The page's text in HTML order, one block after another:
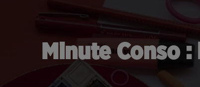
Minute Conso